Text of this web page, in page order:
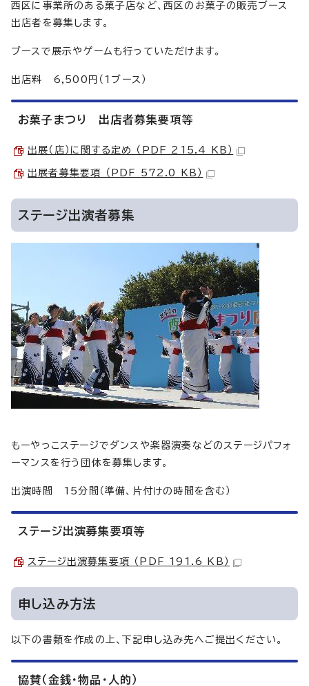
西区に事業所のある菓子店など、西区のお菓子の販売ブース
出店者を募集します。
ブースで展示やゲームも行っていただけます。
出店料 6,500円（1ブース）
お菓子まつり 出店者募集要項等
出展（店）に関する定め （PDF 215.4 KB）
出展者募集要項 （PDF 572.0 KB）
ステージ出演者募集
もーやっこステージでダンスや楽器演奏などのステージパフォ
ーマンスを行う団体を募集します。
出演時間 15分間（準備、片付けの時間を含む）
ステージ出演募集要項等
ステージ出演募集要項 （PDF 191.6 KB）
申し込み方法
以下の書類を作成の上、下記申し込み先へご提出ください。
協賛（金銭・物品・人的）